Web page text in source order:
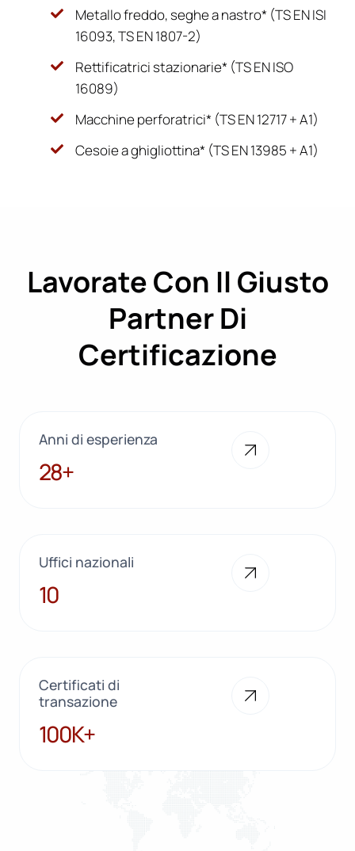
Metallo freddo, seghe a nastro* (TS EN ISI
16093, TS EN 1807-2)
Rettificatrici stazionarie* (TS EN ISO
16089)
Macchine perforatrici* (TS EN 12717 + A1)
Cesoie a ghigliottina* (TS EN 13985 + A1)
Lavorate Con Il Giusto
Partner Di
Certificazione
Anni di esperienza
28+
28+
Uffici nazionali
10
10
Certificati di
transazione
100K+
100K+